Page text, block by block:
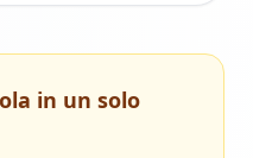
in un solo